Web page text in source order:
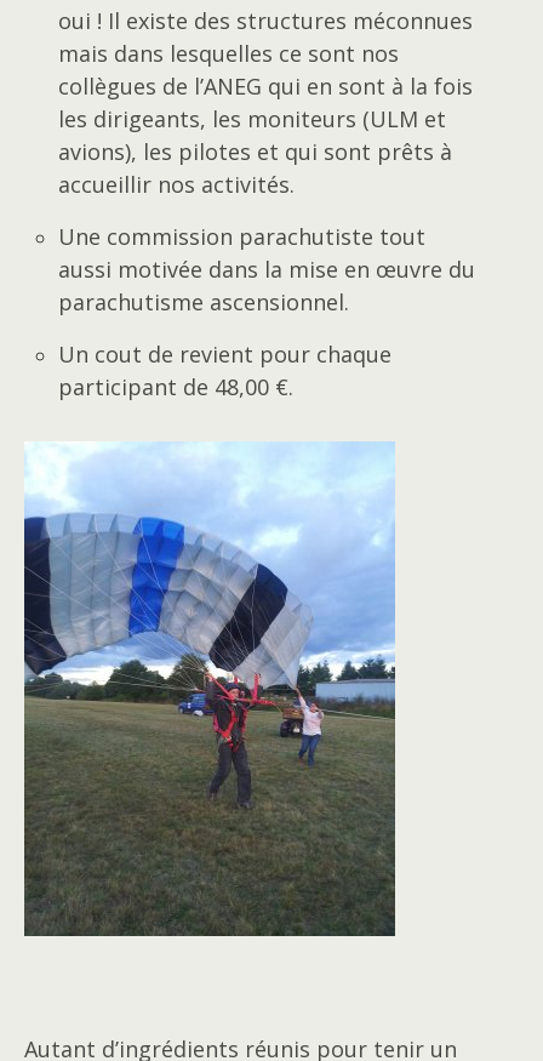
oui ! Il existe des structures méconnues
mais dans lesquelles ce sont nos
collègues de l’ANEG qui en sont à la fois
les dirigeants, les moniteurs (ULM et
avions), les pilotes et qui sont prêts à
accueillir nos activités.
Une commission parachutiste tout
aussi motivée dans la mise en œuvre du
parachutisme ascensionnel.
Un cout de revient pour chaque
participant de 48,00 €.
Autant d’ingrédients réunis pour tenir un